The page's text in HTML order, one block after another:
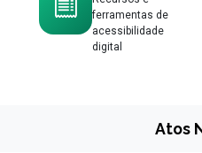
ferramentas de
acessibilidade
digital
Atos